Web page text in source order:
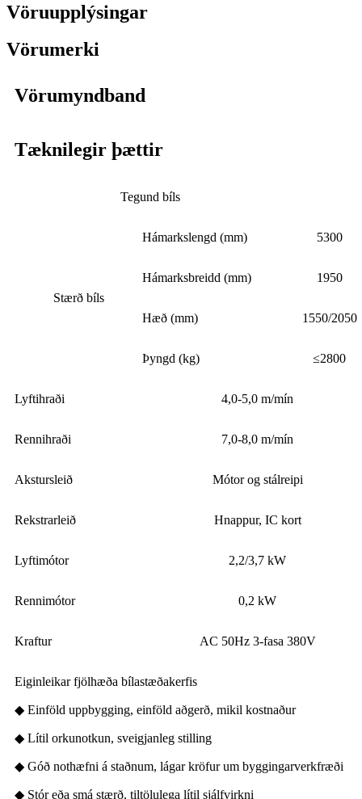
Vöruupplýsingar
Vörumerki
Vörumyndband
Tæknilegir þættir
Tegund bíls
Stærð bíls
Hámarkslengd (mm) 5300
Hámarksbreidd (mm) 1950
Hæð (mm) 1550/2050
Þyngd (kg) ≤2800
Lyftihraði 4,0-5,0 m/mín
Rennihraði 7,0-8,0 m/mín
Akstursleið Mótor og stálreipi
Rekstrarleið Hnappur, IC kort
Lyftimótor 2,2/3,7 kW
Rennimótor 0,2 kW
Kraftur AC 50Hz 3-fasa 380V
Eiginleikar fjölhæða bílastæðakerfis
◆ Einföld uppbygging, einföld aðgerð, mikil kostnaður
◆ Lítil orkunotkun, sveigjanleg stilling
◆ Góð nothæfni á staðnum, lágar kröfur um byggingarverkfræði
◆ Stór eða smá stærð, tiltölulega lítil sjálfvirkni